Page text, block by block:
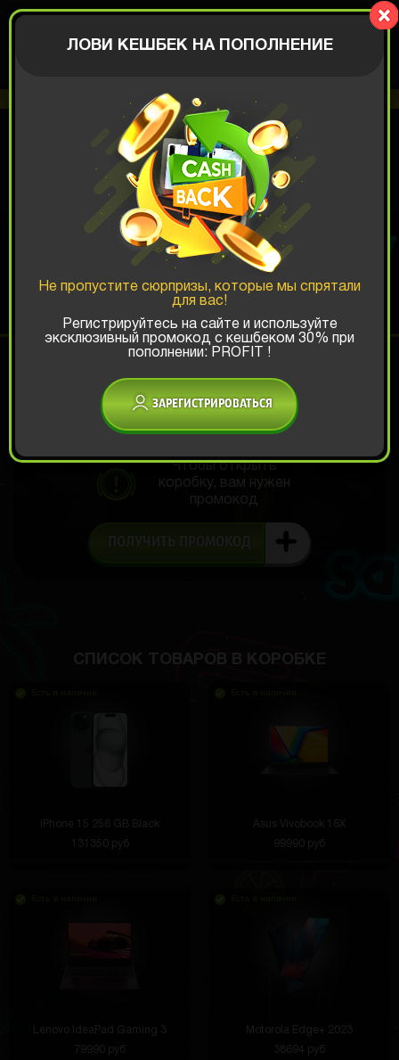
АВТОРИЗАЦИЯ
Вам доступно 1 бесплатное открытие коробки
БЕСПЛАТНАЯ
КОРОБКА
ОТКРЫТЬ КОРОБКУ
АВТОРИЗИРУЙТЕСЬ, ЧТОБЫ
КРУТИТЬ РУЛЕТКУ
АВТОРИЗАЦИЯ
Чтобы открыть
коробку, вам нужен
промокод
СПИСОК ТОВАРОВ В КОРОБКЕ
iPhone 15 256 GB Black
131350 руб
Asus Vivobook 16X
99990 руб
Lenovo IdeaPad Gaming 3
79990 руб
Motorola Edge+ 2023
38694 руб
ЛОВИ КЕШБЕК НА ПОПОЛНЕНИЕ
Не пропустите сюрпризы, которые мы спрятали
для вас!
Регистрируйтесь на сайте и используйте
эксклюзивный промокод с кешбеком 30% при
пополнении: PROFIT !
ЗАРЕГИСТРИРОВАТЬСЯ